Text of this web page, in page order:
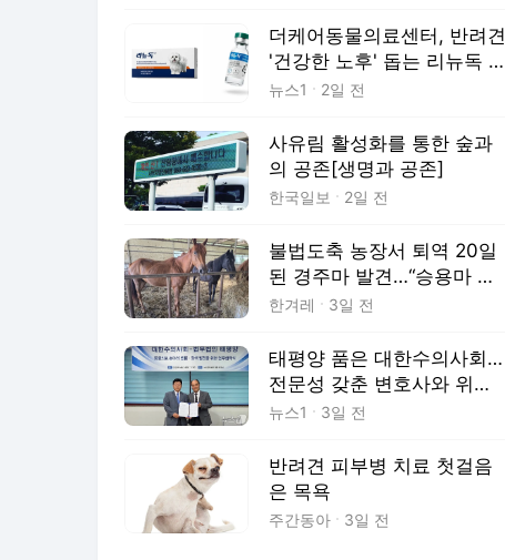
더케어동물의료센터, 반려견
'건강한 노후' 돕는 리뉴독 도
입
뉴스1 2일 전
사유림 활성화를 통한 숲과
의 공존[생명과 공존]
한국일보 2일 전
불법도축 농장서 퇴역 20일
된 경주마 발견…“승용마 전
환 허점 드러나”
한겨레 3일 전
태평양 품은 대한수의사회…
전문성 갖춘 변호사와 위상
강화 시동
뉴스1 3일 전
반려견 피부병 치료 첫걸음
은 목욕
주간동아 3일 전